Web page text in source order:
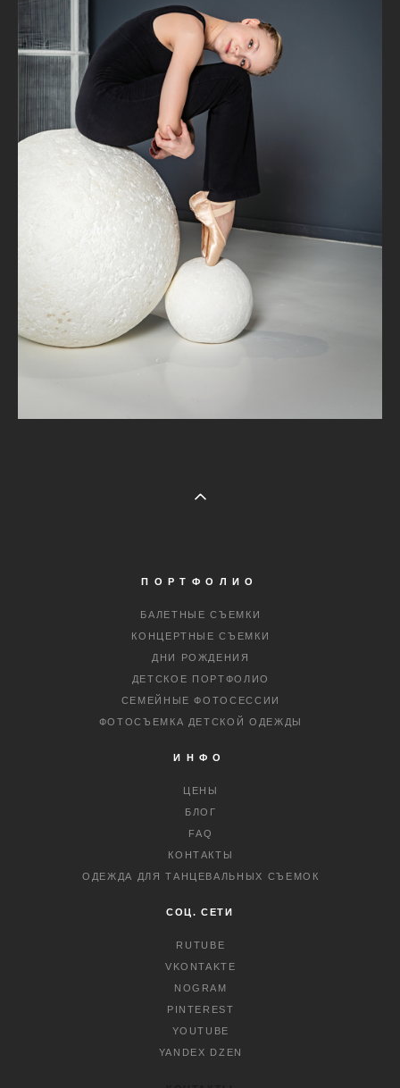
ПОРТФОЛИО
БАЛЕТНЫЕ СЪЕМКИ
КОНЦЕРТНЫЕ СЪЕМКИ
ДНИ РОЖДЕНИЯ
ДЕТСКОЕ ПОРТФОЛИО
СЕМЕЙНЫЕ ФОТОСЕССИИ
ФОТОСЪЕМКА ДЕТСКОЙ ОДЕЖДЫ
ИНФО
ЦЕНЫ
БЛОГ
FAQ
КОНТАКТЫ
ОДЕЖДА ДЛЯ ТАНЦЕВАЛЬНЫХ СЪЕМОК
СОЦ. СЕТИ
RUTUBE
VKONTAKTE
NOGRAM
PINTEREST
YOUTUBE
YANDEX DZEN